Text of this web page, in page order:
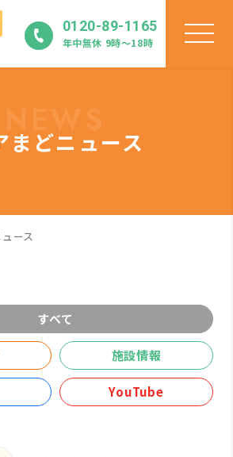
0120-89-1165
年中無休 9時〜18時
まどニュース
ース
すべて
施設情報
YouTube